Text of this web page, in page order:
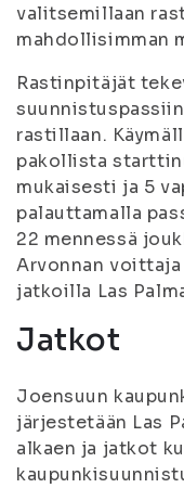
valitsemillaan
mahdollisimman
Rastinpitäjät
rastillaan.
pakollista
mukaisesti ja 5
palauttamalla
22 mennessä
Arvonnan
jatkoilla Las
Jatkot
Joensuun
järjestetään Las
alkaen ja jatkot